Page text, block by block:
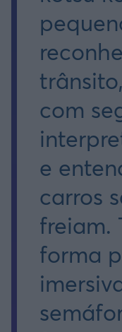
com
e
carros
freiam.
forma